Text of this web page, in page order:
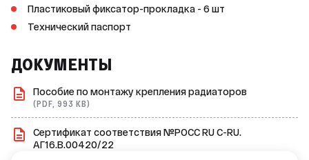
Пластиковый фиксатор-прокладка - 6 шт
Технический паспорт
ДОКУМЕНТЫ
Пособие по монтажу крепления радиаторов
(PDF, 993 KB)
Сертификат соответствия №РОСС RU С-RU.
АГ16.В.00420/22